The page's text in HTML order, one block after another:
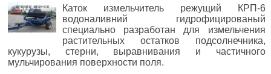
Каток измельчитель режущий КРП-6
водоналивний гидрофицированый
специально разработан для измельчения
растительных остатков подсолнечника,
кукурузы, стерни, выравнивания и частичного
мульчирования поверхности поля.